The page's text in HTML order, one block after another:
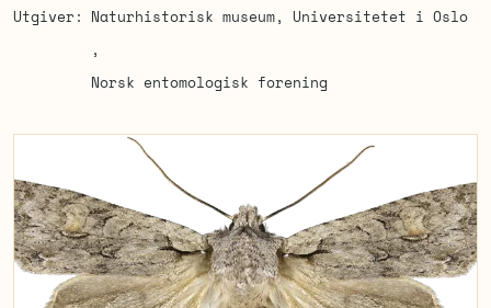
Utgiver
Naturhistorisk museum, Universitetet i Oslo
Norsk entomologisk forening